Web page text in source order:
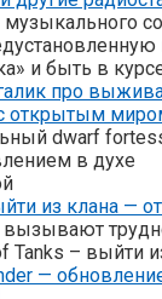
музыкального
и быть в
про
открытым
dwarf
в духе
из клана —
Tanks – выйти
—